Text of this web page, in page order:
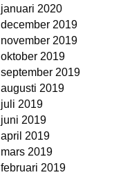
januari 2020
december 2019
november 2019
oktober 2019
september 2019
augusti 2019
juli 2019
juni 2019
april 2019
mars 2019
februari 2019